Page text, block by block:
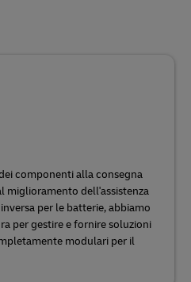
componenti alla consegna
miglioramento dell'assistenza
per le batterie, abbiamo
per gestire e fornire soluzioni
modulari per il